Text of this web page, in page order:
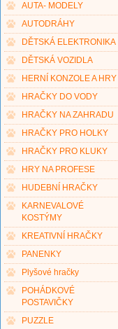
AUTA- MODELY
AUTODRÁHY
DĚTSKÁ ELEKTRONIKA
DĚTSKÁ VOZIDLA
HERNÍ KONZOLE A HRY
HRAČKY DO VODY
HRAČKY NA ZAHRADU
HRAČKY PRO HOLKY
HRAČKY PRO KLUKY
HRY NA PROFESE
HUDEBNÍ HRAČKY
KARNEVALOVÉ
KOSTÝMY
KREATIVNÍ HRAČKY
PANENKY
Plyšové hračky
POHÁDKOVÉ
POSTAVIČKY
PUZZLE